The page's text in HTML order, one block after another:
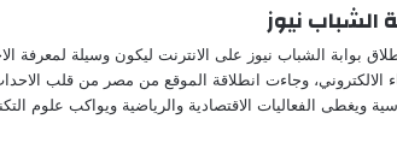
الشباب نيوز
بوابة الشباب نيوز على الانترنت ليكون وسيلة لمعرفة
الالكتروني، وجاءت انطلاقة الموقع من مصر من قلب
ويغطى الفعاليات الاقتصادية والرياضية ويواكب علوم